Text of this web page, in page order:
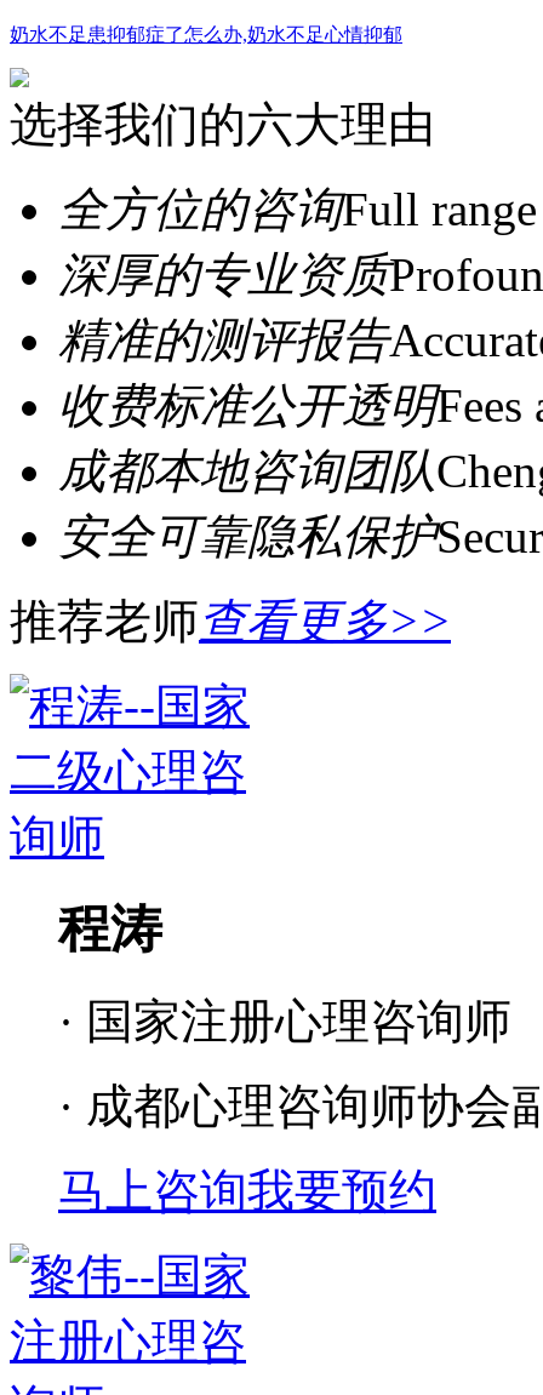
奶水不足患抑郁症了怎么办,奶水不足心情抑郁
选择我们的六大理由
全方位的咨询Full
深厚的专业资质
精准的测评报告
收费标准公开透明Fees
成都本地咨询团队
安全可靠隐私保护
推荐老师查看更多>>
程涛
· 国家注册心理咨询师
· 成都心理咨询师协会
马上咨询我要预约